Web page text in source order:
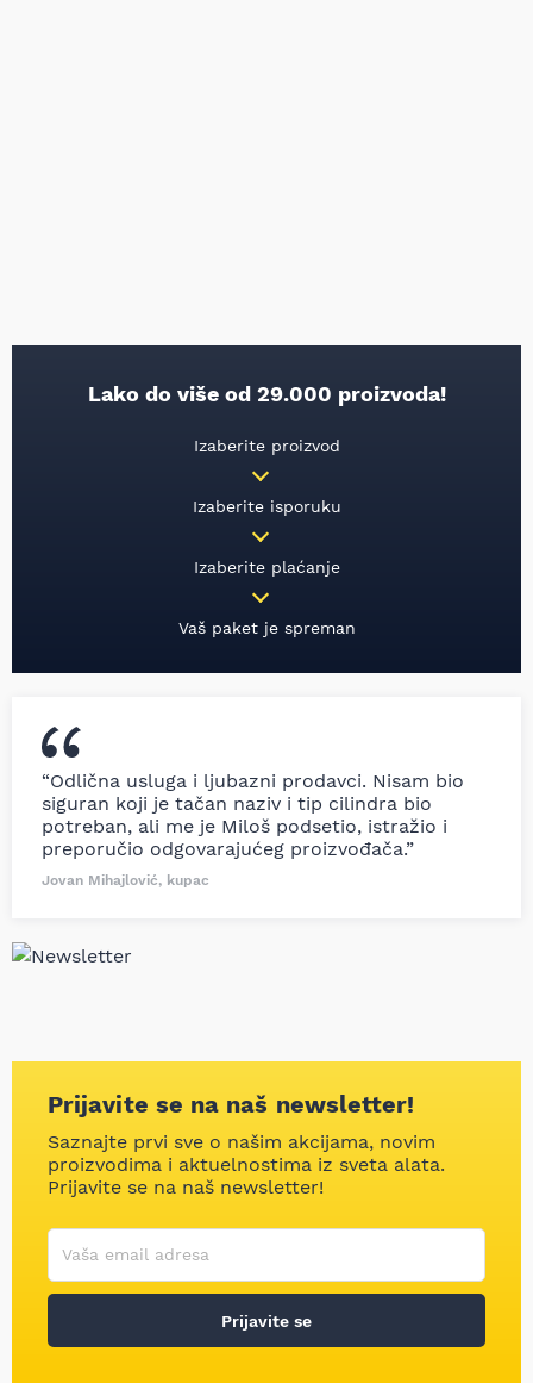
Lako do više od 29.000 proizvoda!
Izaberite proizvod
Izaberite isporuku
Izaberite plaćanje
Vaš paket je spreman
“Odlična usluga i ljubazni prodavci. Nisam bio
siguran koji je tačan naziv i tip cilindra bio
potreban, ali me je Miloš podsetio, istražio i
preporučio odgovarajućeg proizvođača.”
Jovan Mihajlović, kupac
Prijavite se na naš newsletter!
Saznajte prvi sve o našim akcijama, novim
proizvodima i aktuelnostima iz sveta alata.
Prijavite se na naš newsletter!
Korisničko ime
Vaša email adresa
Prijavite se